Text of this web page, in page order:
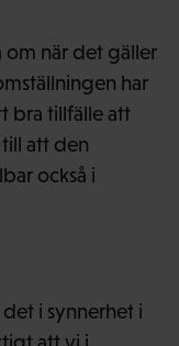
om när det gäller
har
bra tillfälle att
att den
också i
i synnerhet i